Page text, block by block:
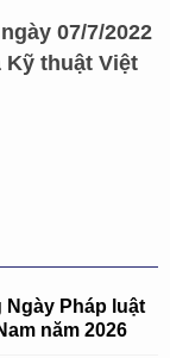
07/7/2022
Kỹ thuật Việt
Pháp luật
năm 2026